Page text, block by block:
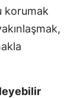
korumak